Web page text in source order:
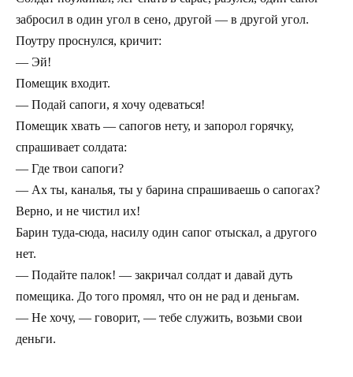
забросил в один угол в сено, другой — в другой угол.
Поутру проснулся, кричит:
— Эй!
Помещик входит.
— Подай сапоги, я хочу одеваться!
Помещик хвать — сапогов нету, и запорол горячку,
спрашивает солдата:
— Где твои сапоги?
— Ах ты, каналья, ты у барина спрашиваешь о сапогах?
Верно, и не чистил их!
Барин туда-сюда, насилу один сапог отыскал, а другого
нет.
— Подайте палок! — закричал солдат и давай дуть
помещика. До того промял, что он не рад и деньгам.
— Не хочу, — говорит, — тебе служить, возьми свои
деньги.